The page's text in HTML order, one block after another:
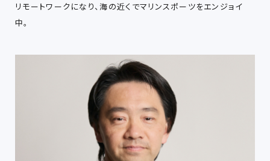
リモートワークになり、海の近くでマリンスポーツをエンジョイ
中。